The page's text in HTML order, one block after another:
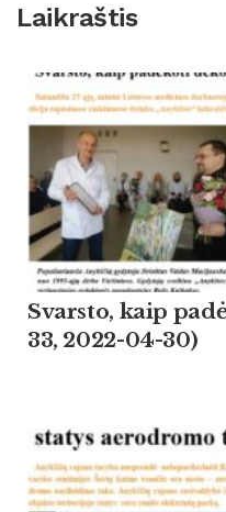
Laikraštis
Svarsto, kaip
33, 2022-04-30)